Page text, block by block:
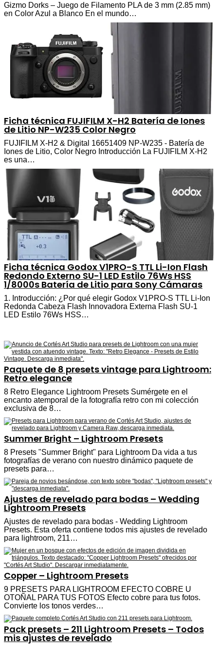
Gizmo Dorks – Juego de Filamento PLA de 3 mm (2.85 mm)
en Color Azul a Blanco En el mundo…
Ficha técnica FUJIFILM X-H2 Batería de Iones
de Litio NP-W235 Color Negro
FUJIFILM X-H2 & Digital 16651409 NP-W235 - Batería de
Iones de Litio, Color Negro Introducción La FUJIFILM X-H2
es una…
Ficha técnica Godox V1PRO-S TTL Li-Ion Flash
Redondo Externo SU-1 LED Estilo 76Ws HSS
1/8000s Batería de Litio para Sony Cámaras
1. Introducción: ¿Por qué elegir Godox V1PRO-S TTL Li-Ion
Redonda Cabeza Flash Innovadora Externa Flash SU-1
LED Estilo 76Ws HSS…
Paquete de 8 presets vintage para Lightroom:
Retro elegance
8 Retro Elegance Lightroom Presets Sumérgete en el
encanto atemporal de la fotografía retro con mi colección
exclusiva de 8…
Summer Bright – Lightroom Presets
8 Presets "Summer Bright" para Lightroom Da vida a tus
fotografías de verano con nuestro dinámico paquete de
presets para…
Ajustes de revelado para bodas – Wedding
Lightroom Presets
Ajustes de revelado para bodas - Wedding Lightroom
Presets. Esta oferta contiene todos mis ajustes de revelado
para lightroom, 211…
Copper – Lightroom Presets
9 PRESETS PARA LIGHTROOM EFECTO COBRE U
OTOÑAL PARA TUS FOTOS Efecto cobre para tus fotos.
Convierte los tonos verdes…
Pack presets – 211 Lightroom Presets – Todos
mis ajustes de revelado